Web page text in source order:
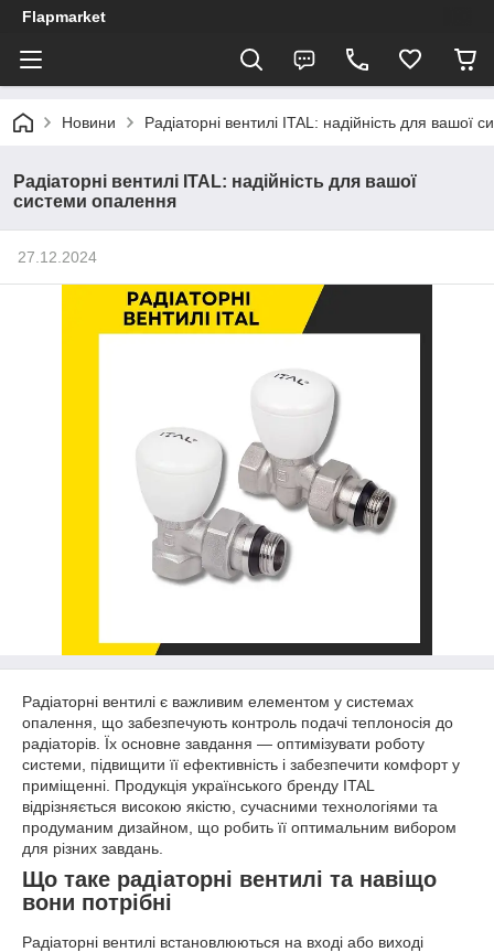
Flapmarket
Новини Радіаторні вентилі ITAL: надійність для вашої
Радіаторні вентилі ITAL: надійність для вашої
системи опалення
27.12.2024
Радіаторні вентилі є важливим елементом у системах
опалення, що забезпечують контроль подачі теплоносія до
радіаторів. Їх основне завдання — оптимізувати роботу
системи, підвищити її ефективність і забезпечити комфорт у
приміщенні. Продукція українського бренду ITAL
відрізняється високою якістю, сучасними технологіями та
продуманим дизайном, що робить її оптимальним вибором
для різних завдань.
Що таке радіаторні вентилі та навіщо
вони потрібні
Радіаторні вентилі встановлюються на вході або виході